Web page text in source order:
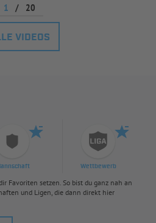
1 / 20
VIDEOS
Wettbewerb
Favoriten setzen. So bist du ganz nah an
und Ligen, die dann direkt hier